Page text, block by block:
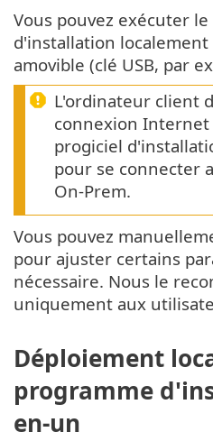
Vous pouvez exécuter
d'installation
amovible (clé USB, par
L'ordinateur client
connexion
progiciel
pour se connecter
On-Prem.
Vous pouvez
pour ajuster certains
nécessaire. Nous le
uniquement aux
Déploiement
programme
en-un